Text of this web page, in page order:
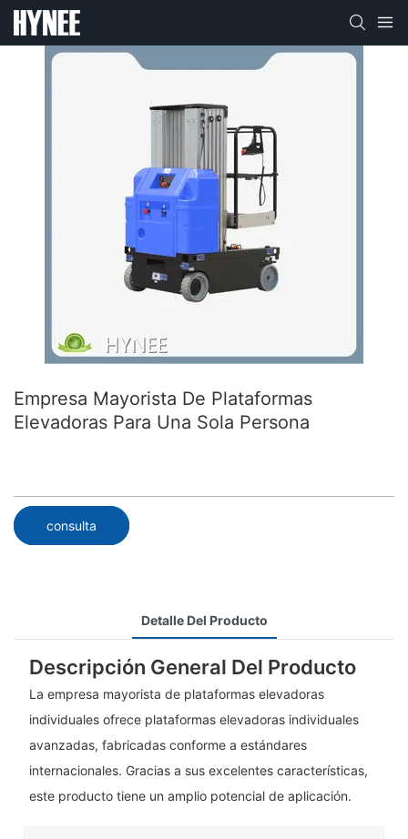
Empresa Mayorista De Plataformas
Elevadoras Para Una Sola Persona
consulta
Detalle Del Producto
Descripción General Del Producto
La empresa mayorista de plataformas elevadoras
individuales ofrece plataformas elevadoras individuales
avanzadas, fabricadas conforme a estándares
internacionales. Gracias a sus excelentes características,
este producto tiene un amplio potencial de aplicación.